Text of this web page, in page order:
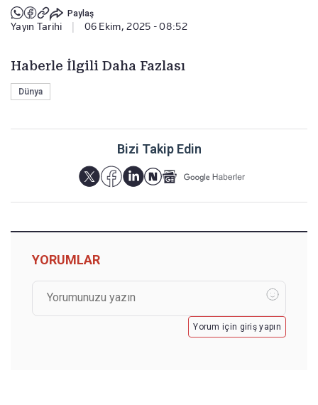
Paylaş
Yayın Tarihi 06 Ekim, 2025 - 08:52
Haberle İlgili Daha Fazlası
Dünya
Bizi Takip Edin
YORUMLAR
Yorum için giriş yapın